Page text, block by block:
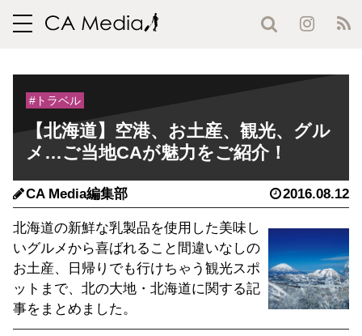
toggle
#トラベル
【北海道】空港、お土産、観光、グル
メ…ご当地CAが魅力をご紹介！
CA Media編集部 2016.08.12
北海道の新鮮な乳製品を使用した美味し
いグルメから喜ばれること間違いなしの
お土産、日帰りでも行けちゃう観光スポ
ットまで、北の大地・北海道に関する記
事をまとめました。